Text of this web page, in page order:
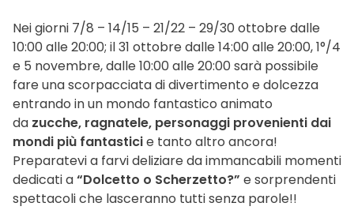
Nei giorni 7/8 – 14/15 – 21/22 – 29/30 ottobre dalle
10:00 alle 20:00; il 31 ottobre dalle 14:00 alle 20:00, 1°/4
e 5 novembre, dalle 10:00 alle 20:00 sarà possibile
fare una scorpacciata di divertimento e dolcezza
entrando in un mondo fantastico animato
da zucche, ragnatele, personaggi provenienti dai
mondi più fantasticie tanto altro ancora!
Preparatevi a farvi deliziare da immancabili momenti
dedicati a“Dolcetto o Scherzetto?” e sorprendenti
spettacoli che lasceranno tutti senza parole!!